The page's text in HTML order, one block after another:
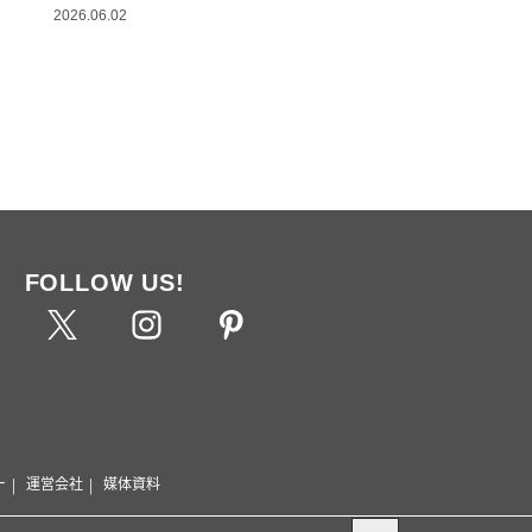
2026.06.02
FOLLOW US!
運営会社 媒体資料